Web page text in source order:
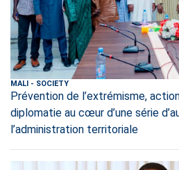
MALI - SOCIETY
Prévention de l’extrémisme,
diplomatie au cœur d’une série
l’administration territoriale